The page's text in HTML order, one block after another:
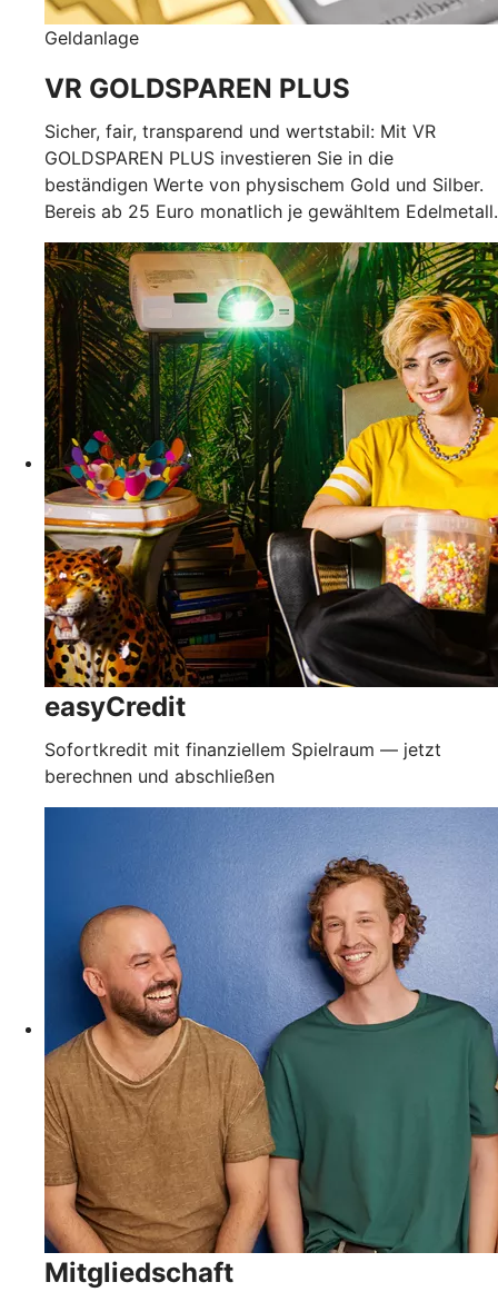
Geldanlage
VR GOLDSPAREN PLUS
Sicher, fair, transparend und wertstabil: Mit VR
GOLDSPAREN PLUS investieren Sie in die
beständigen Werte von physischem Gold und Silber.
Bereis ab 25 Euro monatlich je gewähltem Edelmetall.
easyCredit
Sofortkredit mit finanziellem Spielraum — jetzt
berechnen und abschließen
Mitgliedschaft